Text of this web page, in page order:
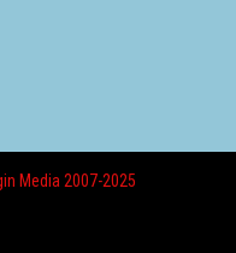
Media 2007-2025